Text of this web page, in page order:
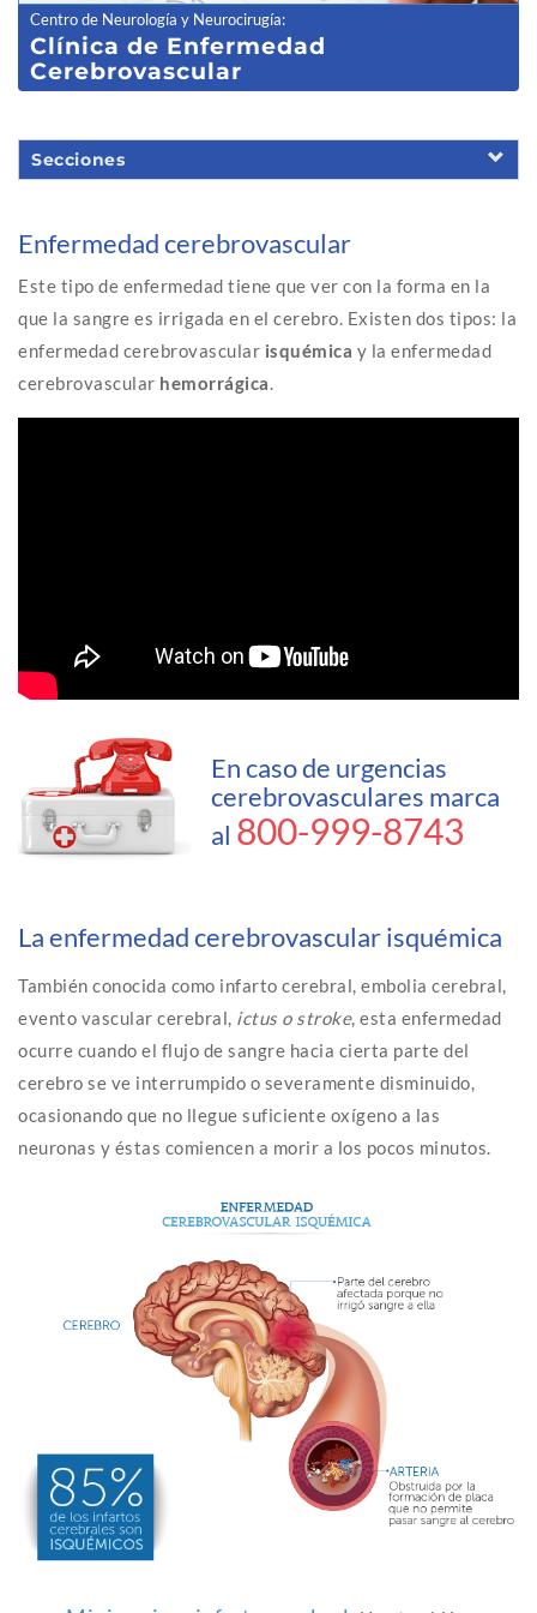
Centro de Neurología y Neurocirugía:
Clínica de Enfermedad
Cerebrovascular
Secciones
Enfermedad cerebrovascular
Este tipo de enfermedad tiene que ver con la forma en la
que la sangre es irrigada en el cerebro. Existen dos tipos: la
enfermedad cerebrovascular isquémica y la enfermedad
cerebrovascular hemorrágica.
En caso de urgencias
cerebrovasculares marca
al 800-999-8743
La enfermedad cerebrovascular isquémica
También conocida como infarto cerebral, embolia cerebral,
evento vascular cerebral, ictus o stroke, esta enfermedad
ocurre cuando el flujo de sangre hacia cierta parte del
cerebro se ve interrumpido o severamente disminuido,
ocasionando que no llegue suficiente oxígeno a las
neuronas y éstas comiencen a morir a los pocos minutos.